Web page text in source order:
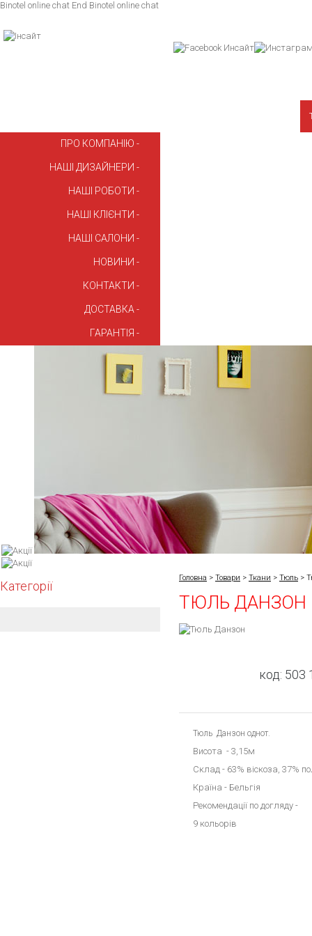
Binotel online chat End Binotel online chat
ПРО КОМПАНІЮ
НАШІ ДИЗАЙНЕРИ
НАШІ РОБОТИ
НАШІ КЛІЄНТИ
НАШІ САЛОНИ
НОВИНИ
КОНТАКТИ
ДОСТАВКА
ГАРАНТІЯ
Категорії
Головна > Товари > Ткани > Тюль >
ТЮЛЬ ДАНЗОН
код: 503
Тюль Данзон однот.
Висота - 3,15м
Склад - 63% віскоза, 37%
Країна - Бельгія
Рекомендації по догляду-
9 кольорів